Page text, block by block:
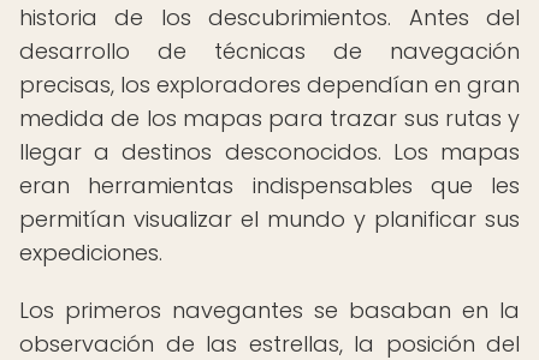
historia de los descubrimientos. Antes del
desarrollo de técnicas de navegación
precisas, los exploradores dependían en gran
medida de los mapas para trazar sus rutas y
llegar a destinos desconocidos. Los mapas
eran herramientas indispensables que les
permitían visualizar el mundo y planificar sus
expediciones.
Los primeros navegantes se basaban en la
observación de las estrellas, la posición del